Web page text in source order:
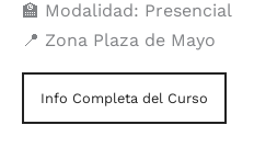
🏫 Modalidad: Presencial
📍 Zona Plaza de Mayo
Info Completa del Curso